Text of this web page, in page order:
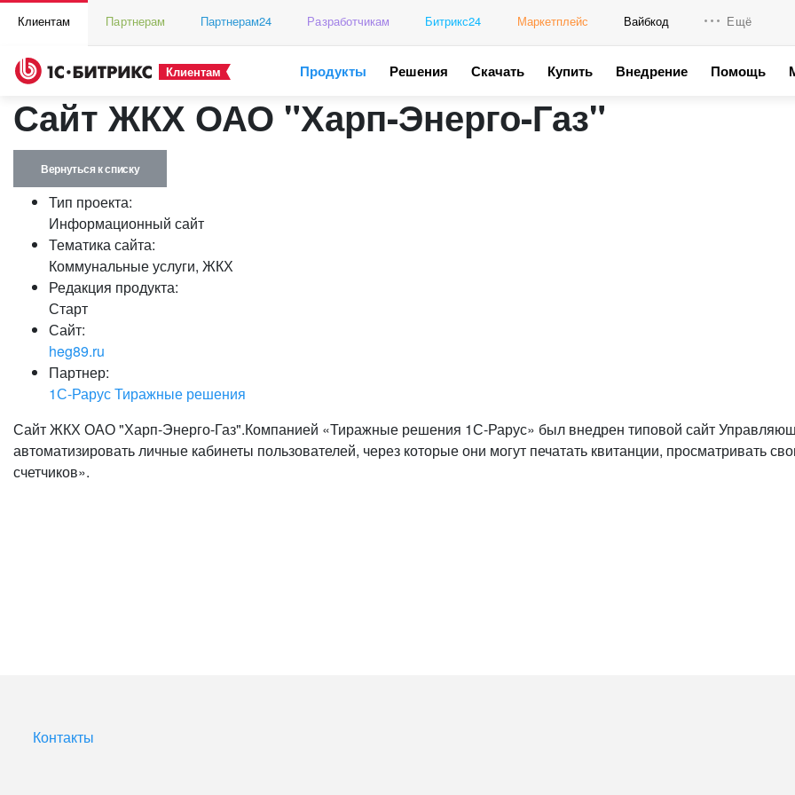
Клиентам Партнерам Партнерам24 Разработчикам Битрикс24 Маркетплейс Вайбкод Ещё
Клиентам Продукты Решения Скачать Купить Внедрение Помощь
Сайт ЖКХ ОАО "Харп-Энерго-Газ"
Вернуться к списку
Тип проекта:
Информационный сайт
Тематика сайта:
Коммунальные услуги, ЖКХ
Редакция продукта:
Старт
Сайт:
heg89.ru
Партнер:
1С-Рарус Тиражные решения
Сайт ЖКХ ОАО "Харп-Энерго-Газ".Компанией «Тиражные решения 1С-Рарус» был внедрен типовой сайт
автоматизировать личные кабинеты пользователей, через которые они могут печатать квитанции, просматривать
счетчиков».
Контакты